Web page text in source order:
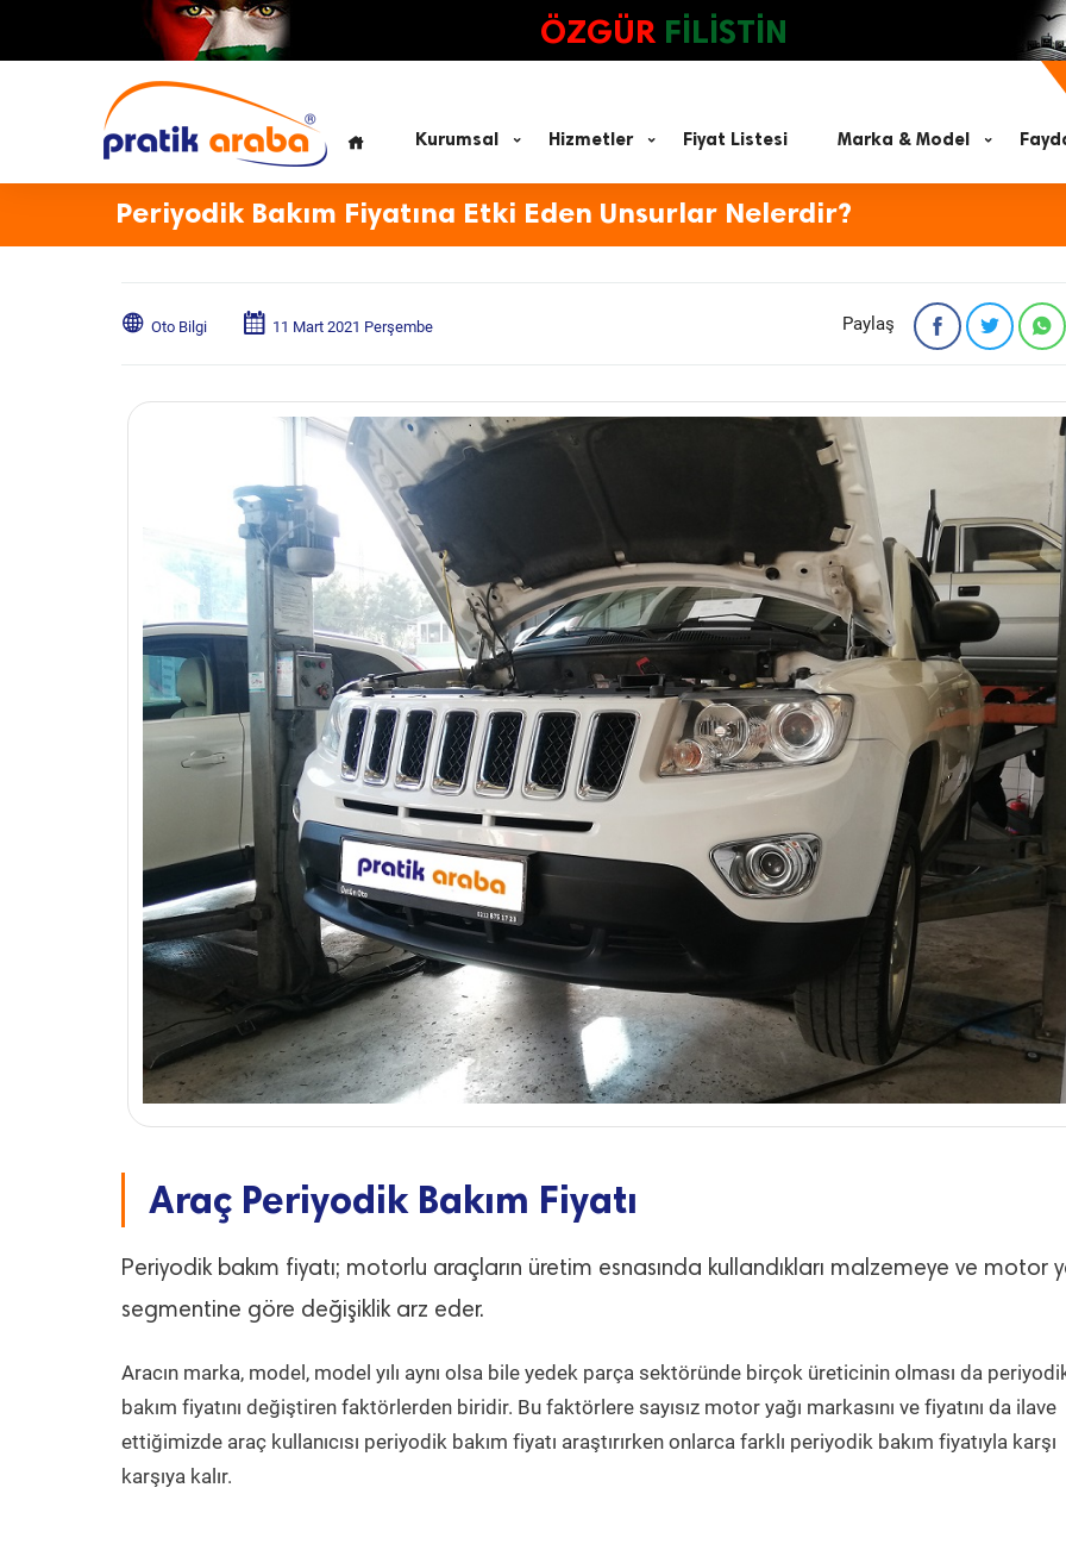
ÖZGÜR FİLİSTİN
Kurumsal Hizmetler Fiyat Listesi Marka & Model
Periyodik Bakım Fiyatına Etki Eden Unsurlar Nelerdir?
Paylaş
Oto Bilgi 11 Mart 2021 Perşembe
Araç Periyodik Bakım Fiyatı
Periyodik bakım fiyatı; motorlu araçların üretim esnasında kullandıkları malzemeye ve motor
segmentine göre değişiklik arz eder.
Aracın marka, model, model yılı aynı olsa bile yedek parça sektöründe birçok üreticinin olması da
bakım fiyatını değiştiren faktörlerden biridir. Bu faktörlere sayısız motor yağı markasını ve fiyatını da ilave
ettiğimizde araç kullanıcısı periyodik bakım fiyatı araştırırken onlarca farklı periyodik bakım fiyatıyla karşı
karşıya kalır.